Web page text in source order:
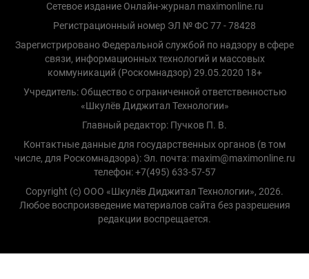
Сетевое издание Онлайн-журнал maximonline.ru
Регистрационный номер ЭЛ № ФС 77 - 78428
Зарегистрировано Федеральной службой по надзору в сфере
связи, информационных технологий и массовых
коммуникаций (Роскомнадзор) 29.05.2020 18+
Учредитель: Общество с ограниченной ответственностью
«Шкулёв Диджитал Технологии»
Главный редактор: Пучков П. В.
Контактные данные для государственных органов (в том
числе, для Роскомнадзора): Эл. почта: maxim@maximonline.ru
телефон: +7(495) 633-57-57
Copyright (с) ООО «Шкулёв Диджитал Технологии», 2026.
Любое воспроизведение материалов сайта без разрешения
редакции воспрещается.